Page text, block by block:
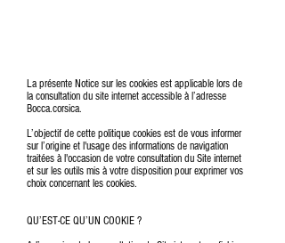
La présente Notice sur les cookies est applicable lors de
la consultation du site internet accessible à l’adresse
Bocca.corsica.
L’objectif de cette politique cookies est de vous informer
sur l’origine et l'usage des informations de navigation
traitées à l'occasion de votre consultation du Site internet
et sur les outils mis à votre disposition pour exprimer vos
choix concernant les cookies.
QU’EST-CE QU’UN COOKIE ?